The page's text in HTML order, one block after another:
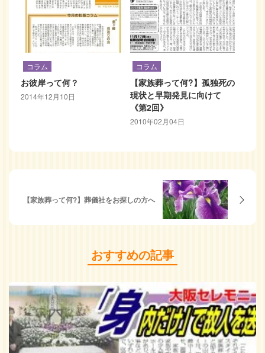
コラム
お彼岸って何？
2014年12月10日
コラム
【家族葬って何?】孤独死の
現状と早期発見に向けて
《第2回》
2010年02月04日
【家族葬って何?】葬儀社をお探しの方へ
おすすめの記事